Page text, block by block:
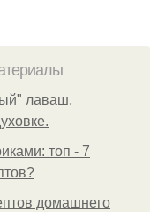
лаваш,
топ - 7
домашнего